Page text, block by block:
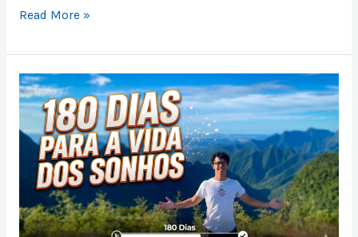
Read More »
Desafio,
metas
transformação:
que
criar
um